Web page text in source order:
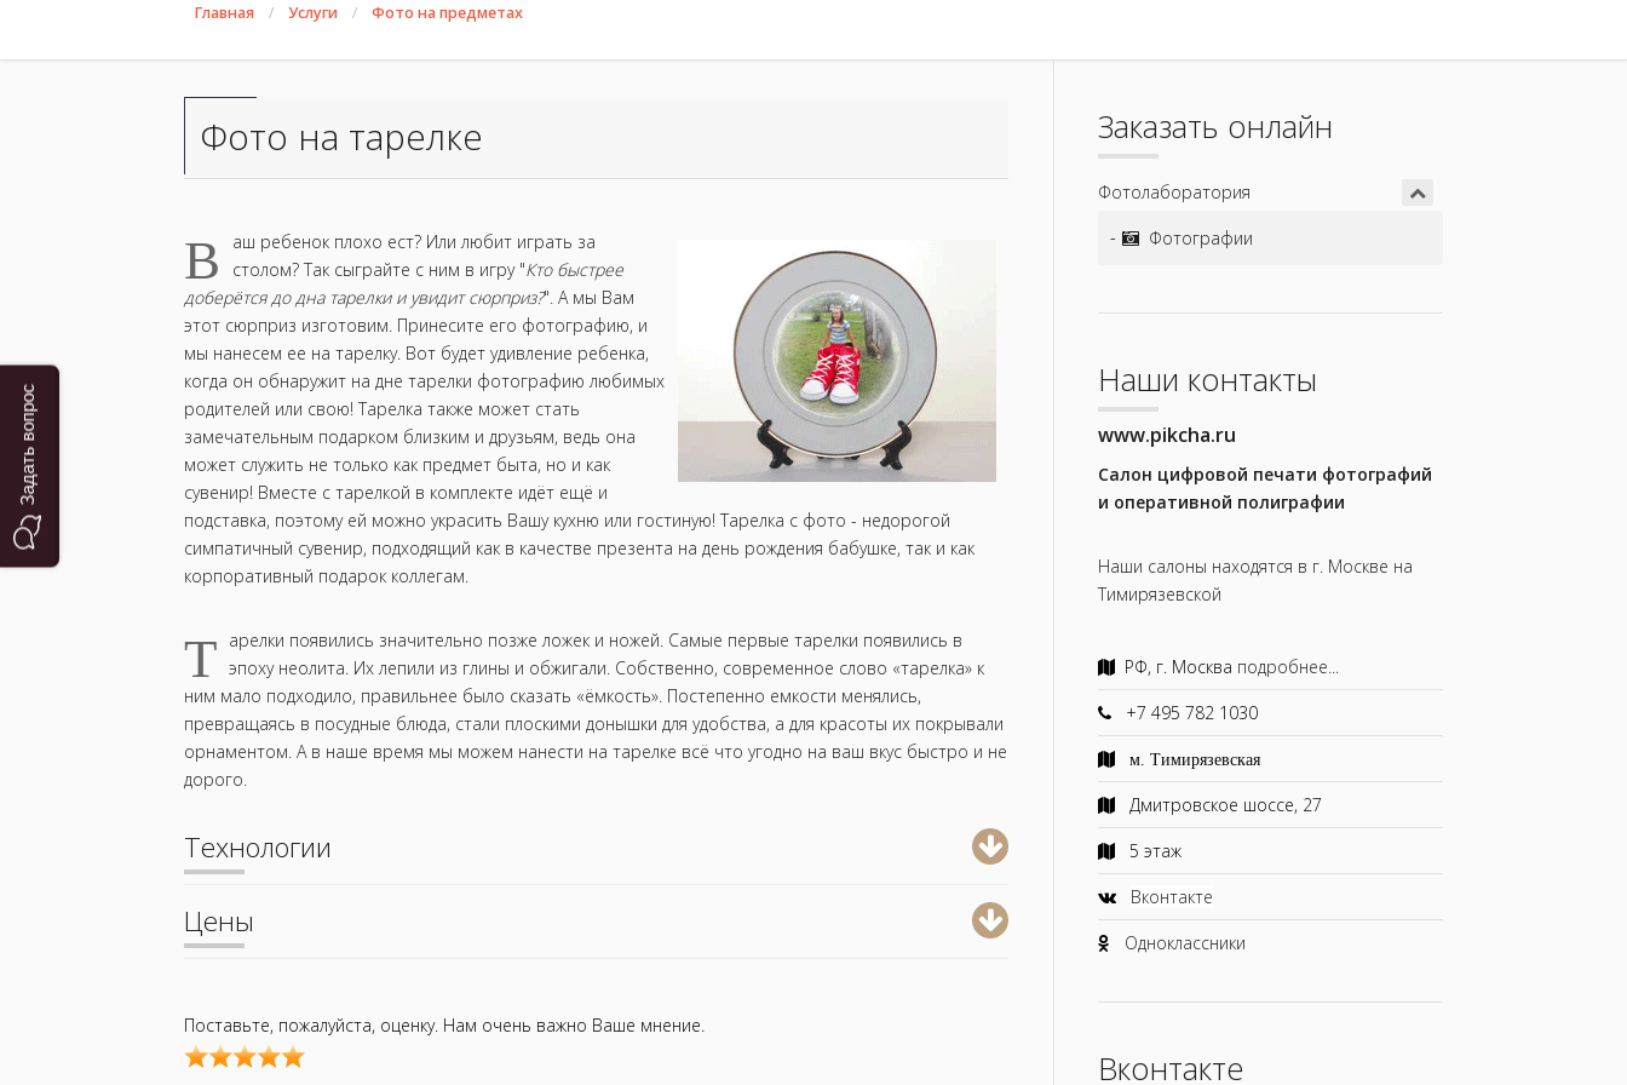
Главная Услуги Фото на предметах
Фото на тарелке
В
аш ребенок плохо ест? Или любит играть за
столом? Так сыграйте с ним в игру "Кто быстрее
доберётся до дна тарелки и увидит сюрприз?". А мы Вам
этот сюрприз изготовим. Принесите его фотографию, и
мы нанесем ее на тарелку. Вот будет удивление ребенка,
когда он обнаружит на дне тарелки фотографию любимых
родителей или свою! Тарелка также может стать
замечательным подарком близким и друзьям, ведь она
может служить не только как предмет быта, но и как
сувенир! Вместе с тарелкой в комплекте идёт ещё и
подставка, поэтому ей можно украсить Вашу кухню или гостиную! Тарелка с фото - недорогой
симпатичный сувенир, подходящий как в качестве презента на день рождения бабушке, так и как
корпоративный подарок коллегам.
Т арелки появились значительно позже ложек и ножей. Самые первые тарелки появились в
эпоху неолита. Их лепили из глины и обжигали. Собственно, современное слово «тарелка» к
ним мало подходило, правильнее было сказать «ёмкость». Постепенно емкости менялись,
превращаясь в посудные блюда, стали плоскими донышки для удобства, а для красоты их покрывали
орнаментом. А в наше время мы можем нанести на тарелке всё что угодно на ваш вкус быстро и не
дорого.
Технологии
Цены
User
Rating:
Поставьте, пожалуйста, оценку. Нам очень важно Ваше мнение.
Заказать онлайн
Фотолаборатория
Фотографии
Наши контакты
www.pikcha.ru
Салон цифровой печати фотографий
и оперативной полиграфии
Наши салоны находятся в г. Москве на
Тимирязевской
РФ, г. Москва подробнее...
+7 495 782 1030
м. Тимирязевская
Дмитровское шоссе, 27
5 этаж
Вконтакте
Одноклассники
Вконтакте
Задать вопрос